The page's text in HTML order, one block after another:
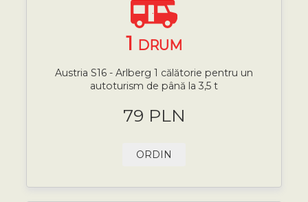
1 DRUM
Austria S16 - Arlberg 1 călătorie pentru un
autoturism de până la 3,5 t
79 PLN
ORDIN